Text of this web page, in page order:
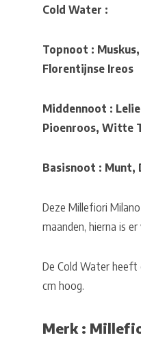
Cold Water :
Topnoot :
Florentijnse Ireos
Middennoot :
Pioenroos, Witte
Basisnoot : Munt,
Deze Millefiori
maanden, hierna is
De Cold Water heeft
cm hoog.
Merk :